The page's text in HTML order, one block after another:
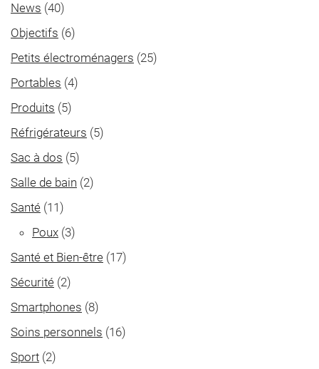
News (40)
Objectifs (6)
Petits électroménagers (25)
Portables (4)
Produits (5)
Réfrigérateurs (5)
Sac à dos (5)
Salle de bain (2)
Santé (11)
Poux (3)
Santé et Bien-être (17)
Sécurité (2)
Smartphones (8)
Soins personnels (16)
Sport (2)